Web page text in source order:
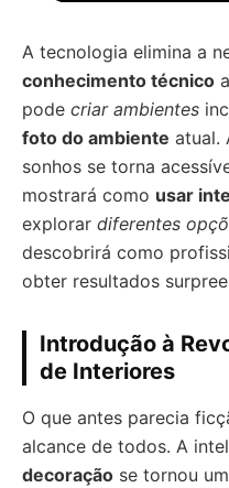
A tecnologia elimina a
conhecimento técnico
pode criar ambientes
foto do ambiente atual.
sonhos se torna
mostrará como usar
explorar diferentes
descobrirá como
obter resultados
Introdução à
de Interiores
O que antes parecia
alcance de todos. A
decoração se tornou